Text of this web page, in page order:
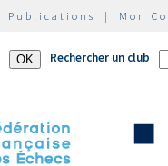
Publications | Mon
Rechercher un club